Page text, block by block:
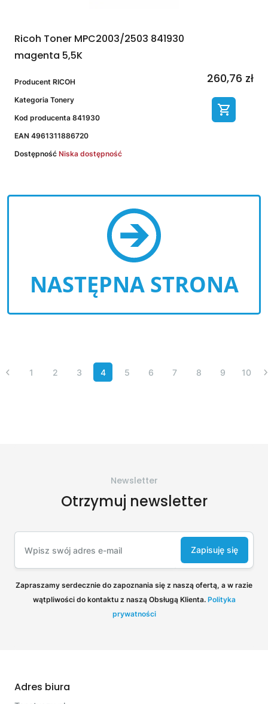
Ricoh Toner MPC2003/2503 841930
magenta 5,5K
Producent RICOH
Kategoria Tonery
Kod producenta 841930
EAN 4961311886720
Dostępność Niska dostępność
260,76 zł
NASTĘPNA STRONA
1 2 3 4 5 6 7 8 9 10
Newsletter
Otrzymuj newsletter
Zapisuję się
Zapraszamy serdecznie do zapoznania się z naszą ofertą, a w razie
wątpliwości do kontaktu z naszą Obsługą Klienta. Polityka
prywatności
Adres biura